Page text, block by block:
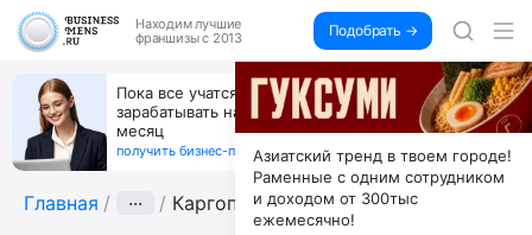
Находим лучшие
франшизы с 2013
Подобрать →
Пока все учатся пользоваться ИИ, вы можете
зарабатывать на их обучении по 500 тыс. каждый
месяц
получить бизнес-план ↓
Главная ··· Каргополь
Азиатский тренд в твоем городе!
Раменные с одним сотрудником
и доходом от 300тыс
ежемесячно!